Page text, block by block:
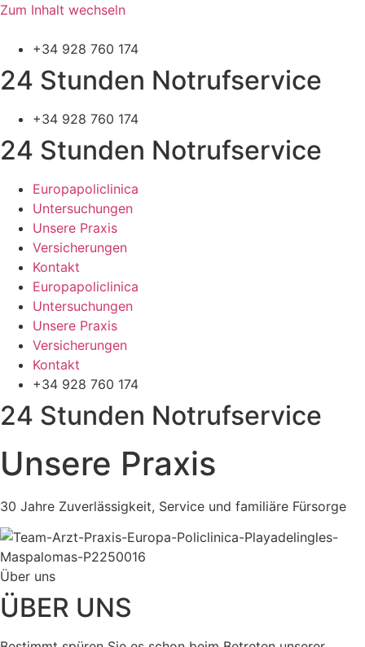
Zum Inhalt wechseln
+34 928 760 174
24 Stunden Notrufservice
+34 928 760 174
24 Stunden Notrufservice
Europapoliclinica
Untersuchungen
Unsere Praxis
Versicherungen
Kontakt
Europapoliclinica
Untersuchungen
Unsere Praxis
Versicherungen
Kontakt
+34 928 760 174
24 Stunden Notrufservice
Unsere Praxis
30 Jahre Zuverlässigkeit, Service und familiäre Fürsorge
Über uns
ÜBER UNS